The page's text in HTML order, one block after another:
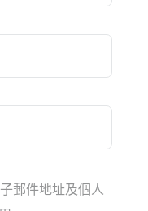
郵件地址及個人